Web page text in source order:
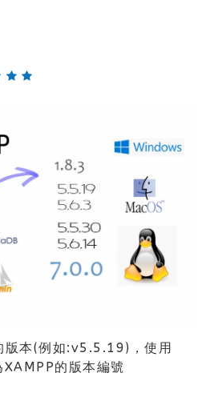
本(例如:v5.5.19)，使用
XAMPP的版本編號